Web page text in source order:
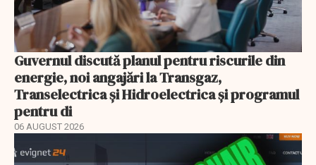
Guvernul discută planul pentru riscurile din
energie, noi angajări la Transgaz,
Transelectrica și Hidroelectrica și programul
pentru di
06 AUGUST 2026